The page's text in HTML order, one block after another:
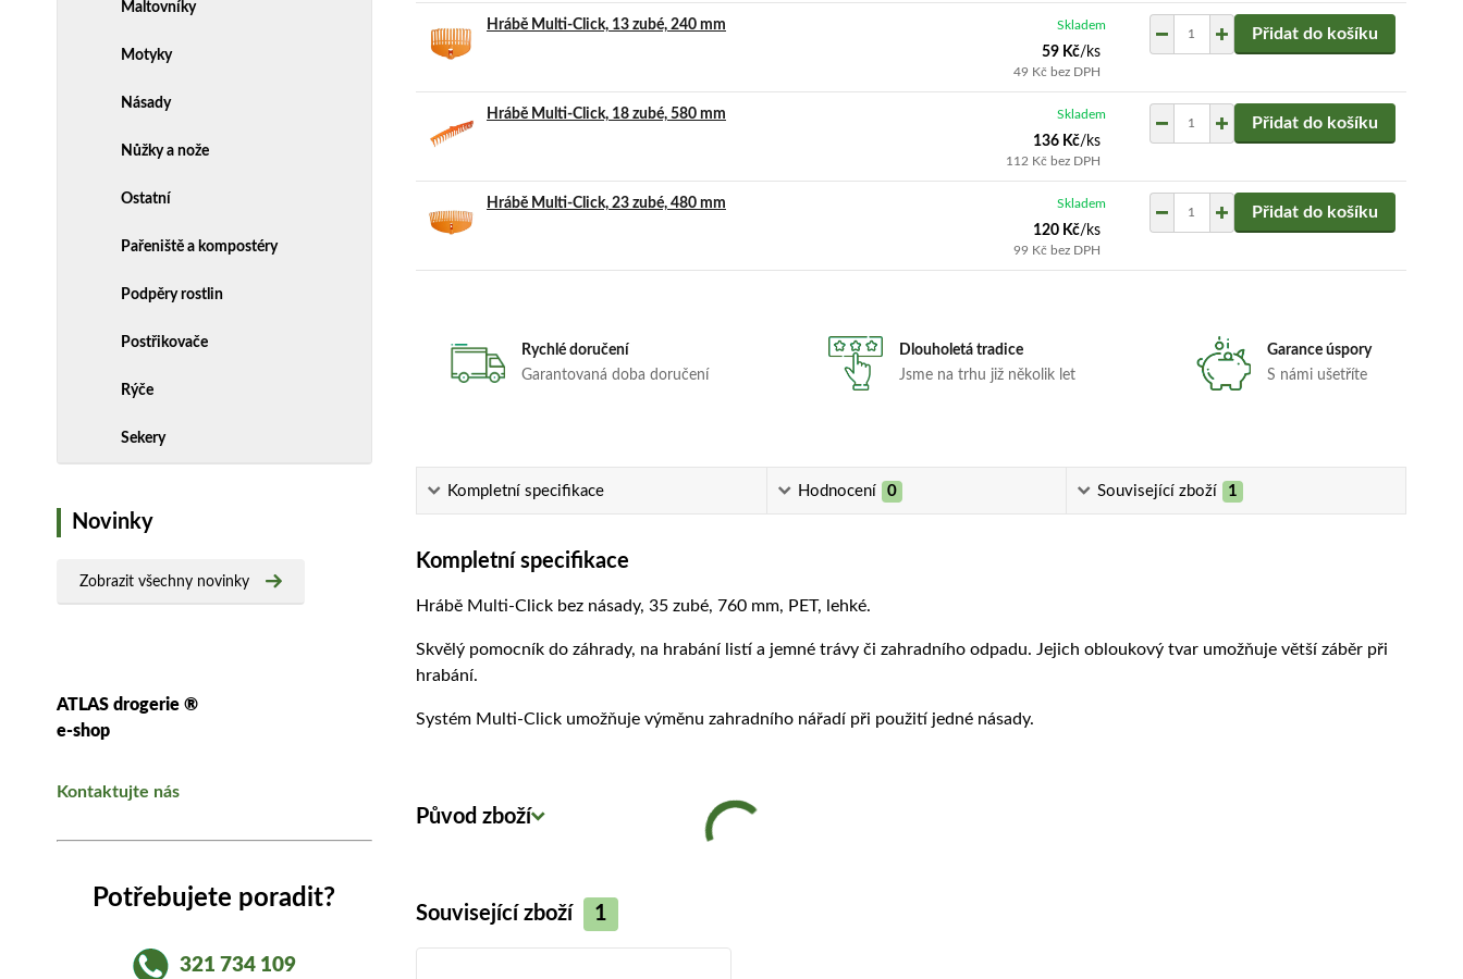
Maltovníky
Motyky
Násady
Nůžky a nože
Ostatní
Pařeniště a kompostéry
Podpěry rostlin
Postřikovače
Rýče
Sekery
Novinky
Zobrazit všechny novinky
ATLAS drogerie ®
e-shop
Kontaktujte nás
Potřebujete poradit?
321 734 109
Hrábě Multi-Click, 13 zubé, 240 mm
59 Kč/ ks
49 Kč bez DPH
Skladem Přidat do košíku
Hrábě Multi-Click, 18 zubé, 580 mm
136 Kč/ ks
112 Kč bez DPH
Skladem Přidat do košíku
Hrábě Multi-Click, 23 zubé, 480 mm
120 Kč/ ks
99 Kč bez DPH
Skladem Přidat do košíku
Rychlé doručení
Garantovaná doba doručení
Dlouholetá tradice
Jsme na trhu již několik let
Garance úspory
S námi ušetříte
Kompletní specifikace Hodnocení 0 Související zboží 1
Kompletní specifikace
Hrábě Multi-Click bez násady, 35 zubé, 760 mm, PET, lehké.
Skvělý pomocník do záhrady, na hrabání listí a jemné trávy či zahradního odpadu. Jejich obloukový tvar umožňuje větší záběr při
hrabání.
Systém Multi-Click umožňuje výměnu zahradního nářadí při použití jedné násady.
Původ zboží
Související zboží 1